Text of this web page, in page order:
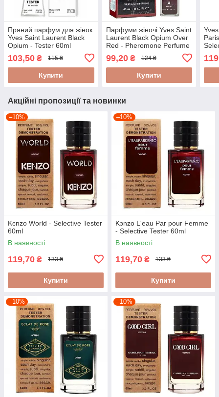
Пряний парфум для жінок
Yves Saint Laurent Black
Opium - Tester 60ml
103,50 ₴ 115 ₴
Купити
Парфуми жіночі Yves Saint
Laurent Black Opium Over
Red - Pheromone Perfume
99,20₴ 124 ₴
Купити
Акційні пропозиції та новинки
–10%
Kєnzo World - Selective Tester
60ml
В наявності
119,70 ₴ 133 ₴
Купити
–10%
Kэnzo L'eau Par pour Femme
- Selective Tester 60ml
В наявності
119,70 ₴ 133 ₴
Купити
–10% –10%